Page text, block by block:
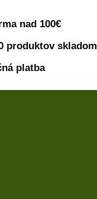
nad 100€
produktov skladom
platba